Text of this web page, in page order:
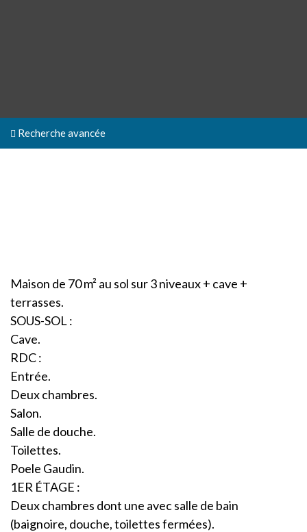
Recherche avancée
Maison de 70 m² au sol sur 3 niveaux + cave +
terrasses.
SOUS-SOL :
Cave.
RDC :
Entrée.
Deux chambres.
Salon.
Salle de douche.
Toilettes.
Poele Gaudin.
1ER ÉTAGE :
Deux chambres dont une avec salle de bain
(baignoire, douche, toilettes fermées).